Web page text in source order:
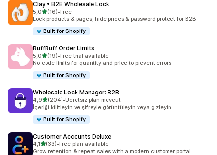
Clay • B2B Wholesale Lock
5,05 yıldız üzerinden
(16)
toplam 16 değerlendirme
•Free
Lock products & pages, hide prices & password protect for B2B
Built for Shopify
RuffRuff Order Limits
5,05 yıldız üzerinden
(19)
toplam 19 değerlendirme
•Free trial available
No‑code limits for quantity and price to prevent errors
Built for Shopify
Wholesale Lock Manager: B2B
4,95 yıldız üzerinden
(204)
toplam 204 değerlendirme
•Ücretsiz plan mevcut
İçeriği kilitleyin ve şifreyle görüntüleyin veya gizleyin.
Built for Shopify
Customer Accounts Deluxe
4,15 yıldız üzerinden
(33)
toplam 33 değerlendirme
•Free plan available
Grow retention & repeat sales with a modern customer portal